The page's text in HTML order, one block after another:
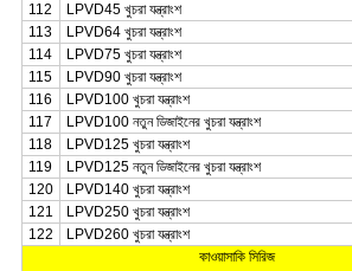
112
LPVD45 খুচরা যন্ত্রাংশ
113
LPVD64 খুচরা যন্ত্রাংশ
114
LPVD75 খুচরা যন্ত্রাংশ
115
LPVD90 খুচরা যন্ত্রাংশ
116
LPVD100 খুচরা যন্ত্রাংশ
117
LPVD100 নতুন ডিজাইনের খুচরা যন্ত্রাংশ
118
LPVD125 খুচরা যন্ত্রাংশ
119
LPVD125 নতুন ডিজাইনের খুচরা যন্ত্রাংশ
120
LPVD140 খুচরা যন্ত্রাংশ
121
LPVD250 খুচরা যন্ত্রাংশ
122
LPVD260 খুচরা যন্ত্রাংশ
কাওয়াসাকি সিরিজ